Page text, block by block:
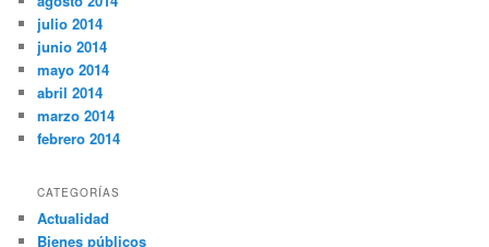
julio 2014
junio 2014
mayo 2014
abril 2014
marzo 2014
febrero 2014
CATEGORÍAS
Actualidad
Bienes públicos